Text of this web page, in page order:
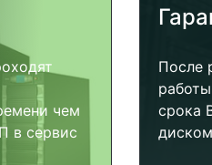
чем
в сервис
После
срока